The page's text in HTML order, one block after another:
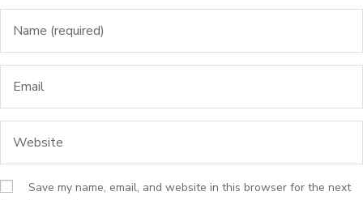
Save my name, email, and website in this browser for the next